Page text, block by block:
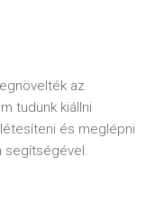
az
tudunk kiállni
és meglépni
segítségével.